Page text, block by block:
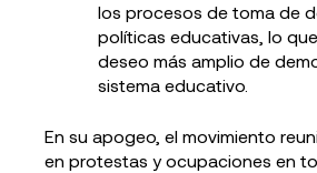
los procesos de toma de
políticas educativas, lo
deseo más amplio de
sistema educativo.
En su apogeo, el movimiento
en protestas y ocupaciones en